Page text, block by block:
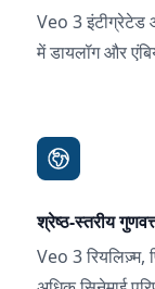
Veo 3 इंटीग्रेटेड
में डायलॉग और
श्रेष्ठ-स्तरीय
Veo 3 रियलिज़्म,